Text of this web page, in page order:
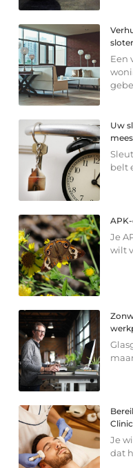
Een
Uw
belt
Je
wilt
Je
dat